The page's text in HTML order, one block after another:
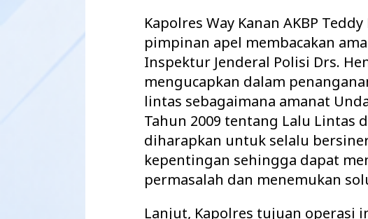
Kapolres Way Kanan AKBP
pimpinan apel membacakan
Inspektur Jenderal Polisi Drs.
mengucapkan dalam
lintas sebagaimana amanat
Tahun 2009 tentang Lalu Lintas
diharapkan untuk selalu
kepentingan sehingga dapat
permasalah dan menemukan
Lanjut, Kapolres tujuan operasi
Maharatu Soroti Ruang
hingga Pustu Tak Layak,
Way Kanan…